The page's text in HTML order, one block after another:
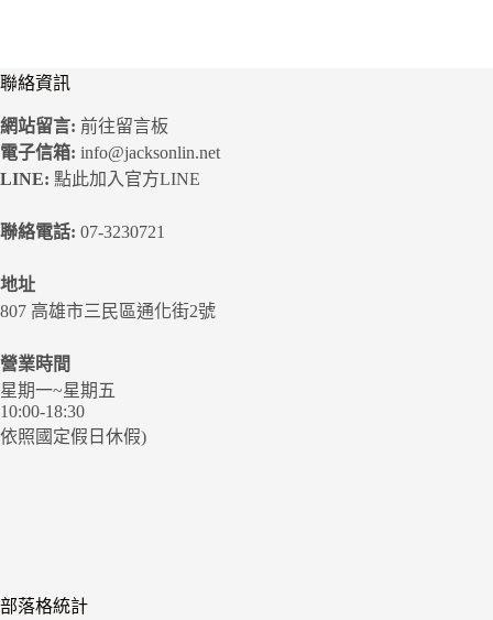
聯絡資訊
網站留言: 前往留言板
電子信箱: info@jacksonlin.net
LINE: 點此加入官方LINE
聯絡電話: 07-3230721
地址
807 高雄市三民區通化街2號
營業時間
星期一~星期五
10:00-18:30
依照國定假日休假)
部落格統計